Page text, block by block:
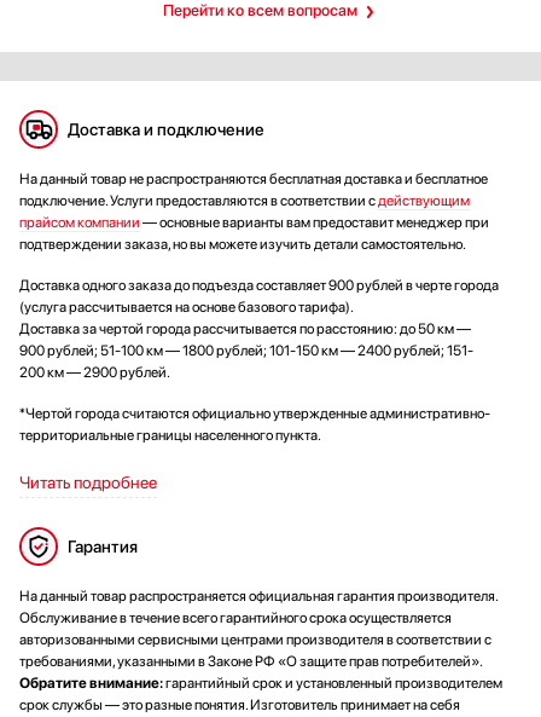
Перейти ко всем вопросам
Доставка и подключение
На данный товар не распространяются бесплатная доставка и бесплатное
подключение. Услуги предоставляются в соответствии сдействующим
прайсом компании — основные варианты вам предоставит менеджер при
подтверждении заказа, но вы можете изучить детали самостоятельно.
Доставка одного заказа до подъезда составляет 900 рублей в черте города
(услуга рассчитывается на основе базового тарифа).
Доставка за чертой города рассчитывается по расстоянию: до 50 км —
900 рублей; 51-100 км — 1800 рублей; 101-150 км — 2400 рублей; 151-
200 км — 2900 рублей.
*Чертой города считаются официально утвержденные административно-
территориальные границы населенного пункта.
Читать подробнее
Гарантия
На данный товар распространяется официальная гарантия производителя.
Обслуживание в течение всего гарантийного срока осуществляется
авторизованными сервисными центрами производителя в соответствии с
требованиями, указанными в Законе РФ «О защите прав потребителей».
Обратите внимание:гарантийный срок и установленный производителем
срок службы — это разные понятия. Изготовитель принимает на себя